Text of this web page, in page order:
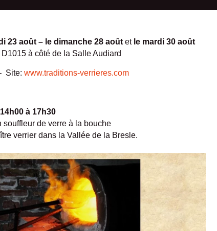
23 août – le dimanche 28 août et le mardi 30 août
à côté de la Salle Audiard
Site:www.traditions-verrieres.com
à 17h30
souffleur de verre à la bouche
verrier dans la Vallée de la Bresle.